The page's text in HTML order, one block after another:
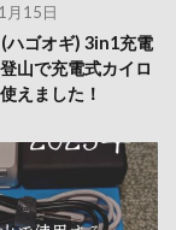
月15日
ハゴオギ) 3in1充電
山で充電式カイロ
えました！